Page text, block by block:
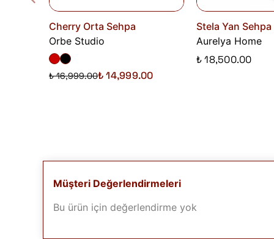
Cherry Orta Sehpa
Orbe Studio
₺ 16,999.00₺ 14,999.00
Stela Yan Sehpa
Aurelya Home
₺ 18,500.00
Müşteri Değerlendirmeleri
Bu ürün için değerlendirme yok